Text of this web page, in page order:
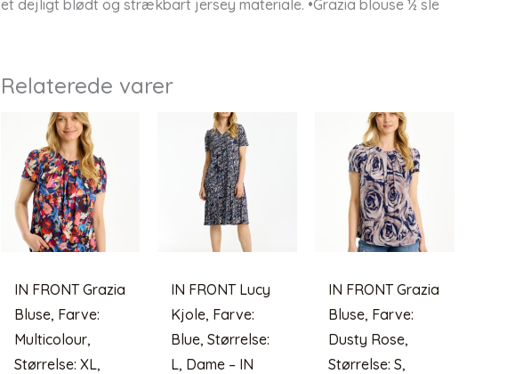
et dejligt blødt og strækbart jersey materiale. •Grazia blouse ½ sle
Relaterede varer
IN FRONT Grazia
Bluse, Farve:
Multicolour,
Størrelse: XL,
IN FRONT Lucy
Kjole, Farve:
Blue, Størrelse:
L, Dame – IN
IN FRONT Grazia
Bluse, Farve:
Dusty Rose,
Størrelse: S,